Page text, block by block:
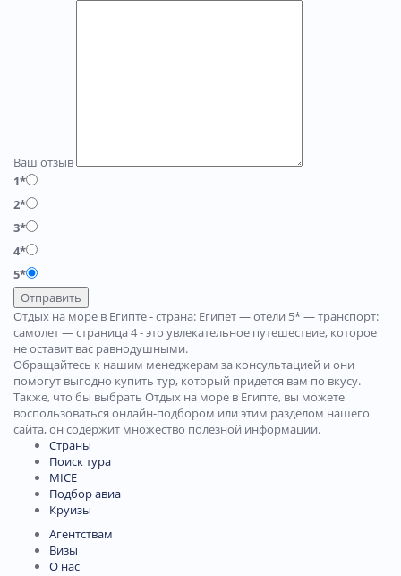
Ваш отзыв
1*
2*
3*
4*
5*
Отправить
Отдых на море в Египте - страна: Египет — отели 5* — транспорт:
самолет — страница 4 - это увлекательное путешествие, которое
не оставит вас равнодушными.
Обращайтесь к нашим менеджерам за консультацией и они
помогут выгодно купить тур, который придется вам по вкусу.
Также, что бы выбрать Отдых на море в Египте, вы можете
воспользоваться онлайн-подбором или этим разделом нашего
сайта, он содержит множество полезной информации.
Страны
Поиск тура
MICE
Подбор авиа
Круизы
Агентствам
Визы
О нас